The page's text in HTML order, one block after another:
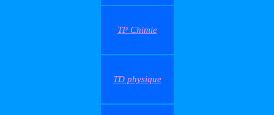
TP Chimie
TD physique